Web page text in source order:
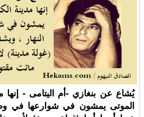
يُشاع عن بنغازي -أم اليتامى - إنها
الموتى يمشون في شوارعها في